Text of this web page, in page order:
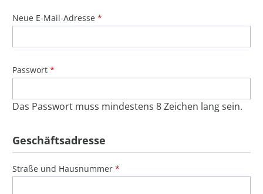
Neue E-Mail-Adresse *
Passwort *
Das Passwort muss mindestens 8 Zeichen lang sein.
Geschäftsadresse
Straße und Hausnummer *